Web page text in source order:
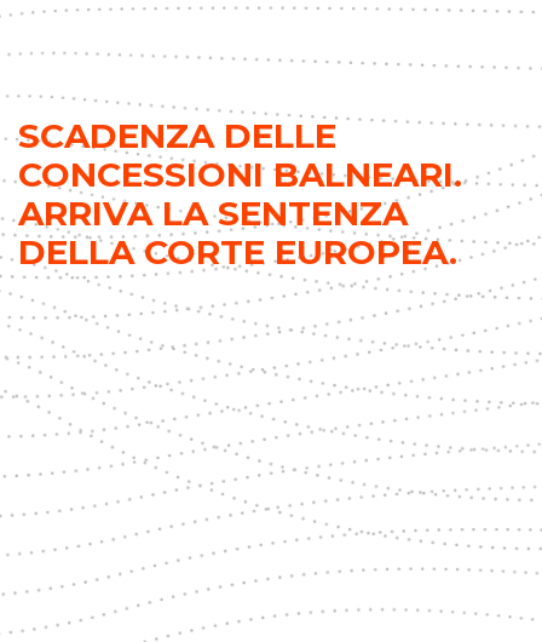
SCADENZA DELLE
CONCESSIONI BALNEARI.
ARRIVA LA SENTENZA
DELLA CORTE EUROPEA.